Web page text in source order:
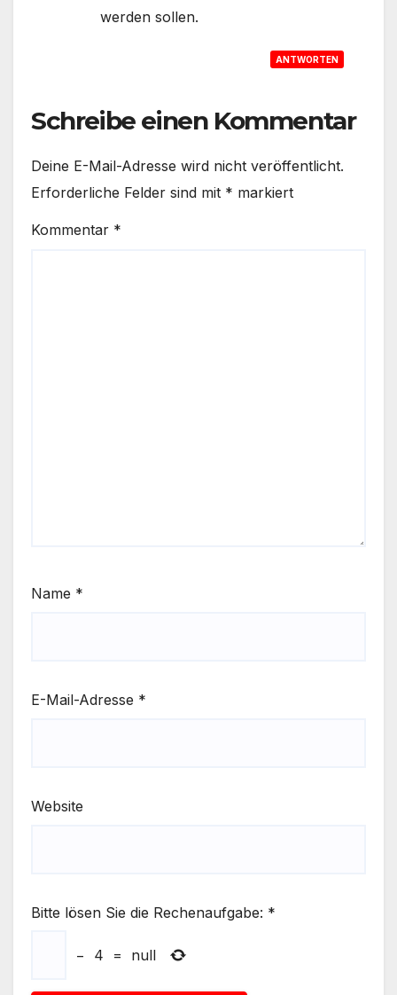
werden sollen.
ANTWORTEN
Schreibe einen Kommentar
Deine E-Mail-Adresse wird nicht veröffentlicht.
Erforderliche Felder sind mit * markiert
Kommentar *
Name *
E-Mail-Adresse *
Website
Bitte lösen Sie die Rechenaufgabe: *
− 4 = null